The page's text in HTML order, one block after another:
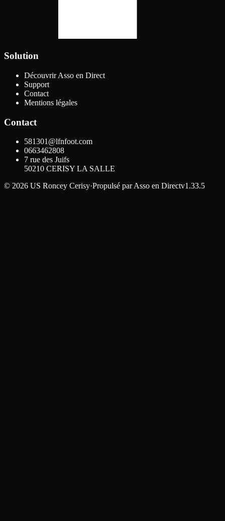
Solution
Découvrir Asso en Direct
Support
Contact
Mentions légales
Contact
581301@lfnfoot.com
0663462808
7 rue des Juifs
50210 CERISY LA SALLE
© 2026 US Roncey Cerisy·Propulsé par Asso en Directv1.33.5